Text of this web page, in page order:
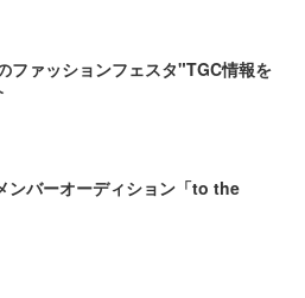
ファッションフェスタ"TGC情報を
バーオーディション「to the